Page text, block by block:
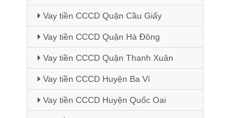
Vay tiền CCCD Quận Cầu Giấy
Vay tiền CCCD Quận Hà Đông
Vay tiền CCCD Quận Thanh Xuân
Vay tiền CCCD Huyện Ba Vì
Vay tiền CCCD Huyện Quốc Oai